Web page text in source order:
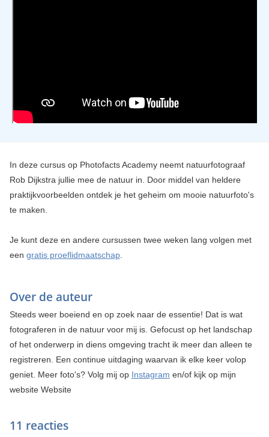
In deze cursus op Photofacts Academy neemt natuurfotograaf
Rob Dijkstra jullie mee de natuur in. Door middel van heldere
praktijkvoorbeelden ontdek je het geheim om mooie natuurfoto's
te maken.
Je kunt deze en andere cursussen twee weken lang volgen met
een gratis proeflidmaatschap.
Over de auteur
Steeds weer boeiend en op zoek naar de essentie! Dat is wat
fotograferen in de natuur voor mij is. Gefocust op het landschap
of het onderwerp in diens omgeving tracht ik meer dan alleen te
registreren. Een continue uitdaging waarvan ik elke keer volop
geniet. Meer foto's? Volg mij op Instagram en/of kijk op mijn
website Website
11 reacties